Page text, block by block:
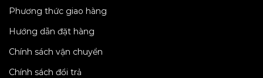
Phương thức giao hàng
Hướng dẫn đặt hàng
Chính sách vận chuyển
Chính sách đổi trả